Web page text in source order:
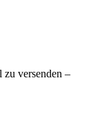
versenden –